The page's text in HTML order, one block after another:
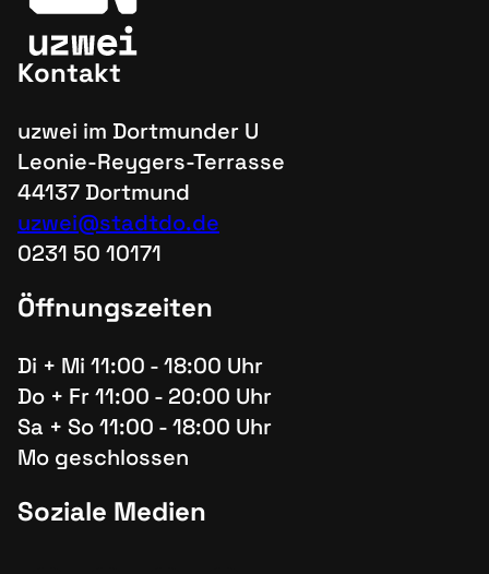
Kontakt
uzwei im Dortmunder U
Leonie-Reygers-Terrasse
44137 Dortmund
uzwei@stadtdo.de
0231 50 10171
Öffnungszeiten
Di + Mi 11:00 - 18:00 Uhr
Do + Fr 11:00 - 20:00 Uhr
Sa + So 11:00 - 18:00 Uhr
Mo geschlossen
Soziale Medien